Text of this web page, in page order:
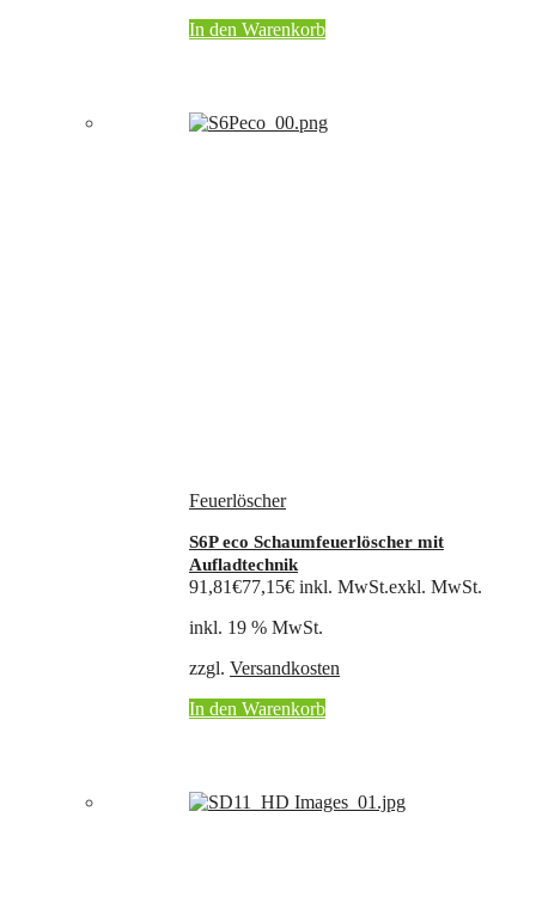
In den Warenkorb
Feuerlöscher
S6P eco Schaumfeuerlöscher mit
Aufladtechnik
91,81€77,15€ inkl. MwSt.exkl. MwSt.
inkl. 19 % MwSt.
zzgl. Versandkosten
In den Warenkorb